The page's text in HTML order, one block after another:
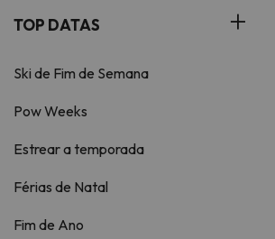
TOP DATAS
Ski de Fim de Semana
Pow Weeks
Estrear a temporada
Férias de Natal
Fim de Ano